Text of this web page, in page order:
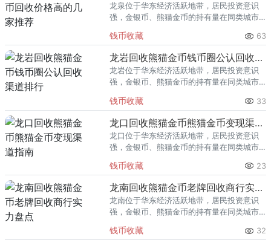
龙泉位于华东经济活跃地带，居民投资意识
强，金银币、熊猫金币的持有量在同类城市
熊猫金币的需求就明显升温，但鱼龙混杂的
回收渠道里，能精准识别版别溢
钱币收藏 63
龙岩回收熊猫金币钱币圈公认回收渠道排行
龙岩位于华东经济活跃地带，居民投资意识
强，金银币、熊猫金币的持有量在同类城市
熊猫金币的需求就明显升温，但鱼龙混杂的
回收渠道里，能精准识别版别溢
钱币收藏 33
龙口回收熊猫金币熊猫金币变现渠道指南
龙口位于华东经济活跃地带，居民投资意识
强，金银币、熊猫金币的持有量在同类城市
熊猫金币的需求就明显升温，但鱼龙混杂的
回收渠道里，能精准识别版别溢
钱币收藏 23
龙南回收熊猫金币老牌回收商行实力盘点
龙南位于华东经济活跃地带，居民投资意识
强，金银币、熊猫金币的持有量在同类城市
熊猫金币的需求就明显升温，但鱼龙混杂的
钱币收藏 32